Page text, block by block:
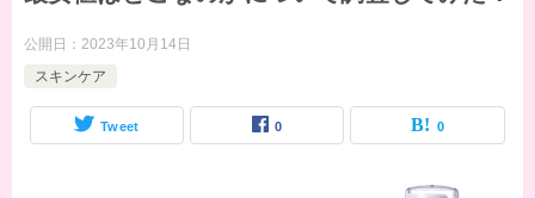
公開日： 2023年10月14日
スキンケア
Tweet 0 0